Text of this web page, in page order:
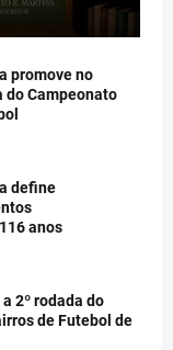
promove no
do Campeonato
define
anos
2º rodada do
de Futebol de